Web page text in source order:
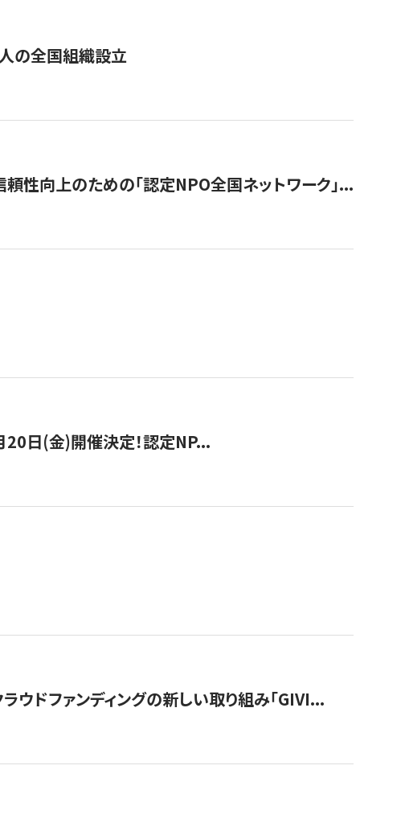
の全国組織設立
性向上のための「認定NPO全国ネットワーク」...
日(金)開催決定！認定NP...
ドファンディングの新しい取り組み「GIVI...